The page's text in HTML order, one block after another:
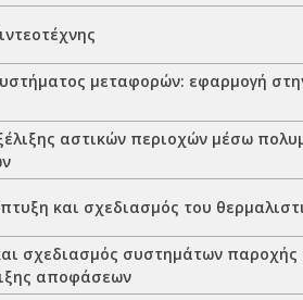
μεταφορών: εφαρμογή
αστικών περιοχών μέσω
και σχεδιασμός του
σχεδιασμός συστημάτων
αποφάσεων